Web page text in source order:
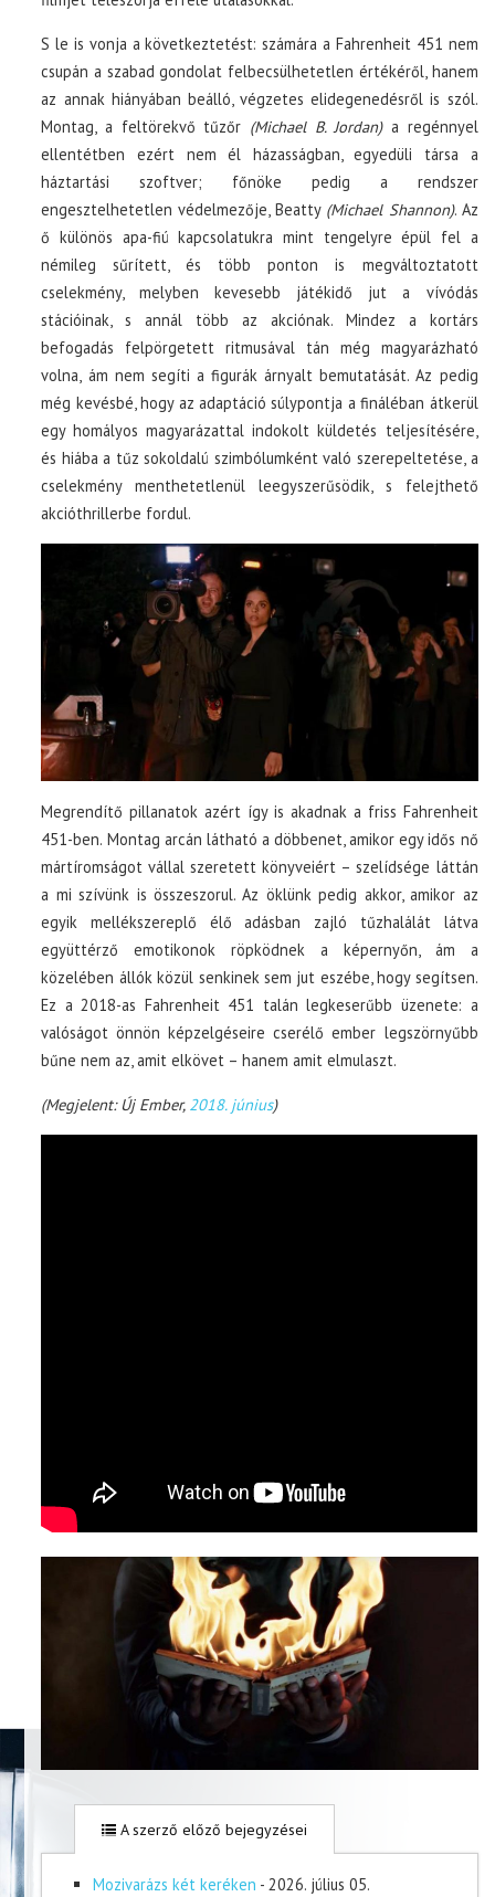
S le is vonja a következtetést: számára a Fahrenheit 451 nem
csupán a szabad gondolat felbecsülhetetlen értékéről, hanem
az annak hiányában beálló, végzetes elidegenedésről is szól.
Montag, a feltörekvő tűzőr (Michael B. Jordan)a regénnyel
ellentétben ezért nem él házasságban, egyedüli társa a
háztartási szoftver; főnöke pedig a rendszer
engesztelhetetlen védelmezője, Beatty (Michael Shannon). Az
ő különös apa-fiú kapcsolatukra mint tengelyre épül fel a
némileg sűrített, és több ponton is megváltoztatott
cselekmény, melyben kevesebb játékidő jut a vívódás
stációinak, s annál több az akciónak. Mindez a kortárs
befogadás felpörgetett ritmusával tán még magyarázható
volna, ám nem segíti a figurák árnyalt bemutatását. Az pedig
még kevésbé, hogy az adaptáció súlypontja a fináléban átkerül
egy homályos magyarázattal indokolt küldetés teljesítésére,
és hiába a tűz sokoldalú szimbólumként való szerepeltetése, a
cselekmény menthetetlenül leegyszerűsödik, s felejthető
akcióthrillerbe fordul.
Megrendítő pillanatok azért így is akadnak a friss Fahrenheit
451-ben. Montag arcán látható a döbbenet, amikor egy idős nő
mártíromságot vállal szeretett könyveiért – szelídsége láttán
a mi szívünk is összeszorul. Az öklünk pedig akkor, amikor az
egyik mellékszereplő élő adásban zajló tűzhalálát látva
együttérző emotikonok röpködnek a képernyőn, ám a
közelében állók közül senkinek sem jut eszébe, hogy segítsen.
Ez a 2018-as Fahrenheit 451 talán legkeserűbb üzenete: a
valóságot önnön képzelgéseire cserélő ember legszörnyűbb
bűne nem az, amit elkövet – hanem amit elmulaszt.
(Megjelent: Új Ember, 2018. június)
A szerző előző bejegyzései
Mozivarázs két keréken - 2026. július 05.